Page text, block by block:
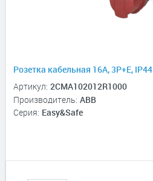
Розетка кабельная 16А, 3P+E, IP44
Артикул: 2CMA102012R1000
Производитель: ABB
Серия: Easy&Safe